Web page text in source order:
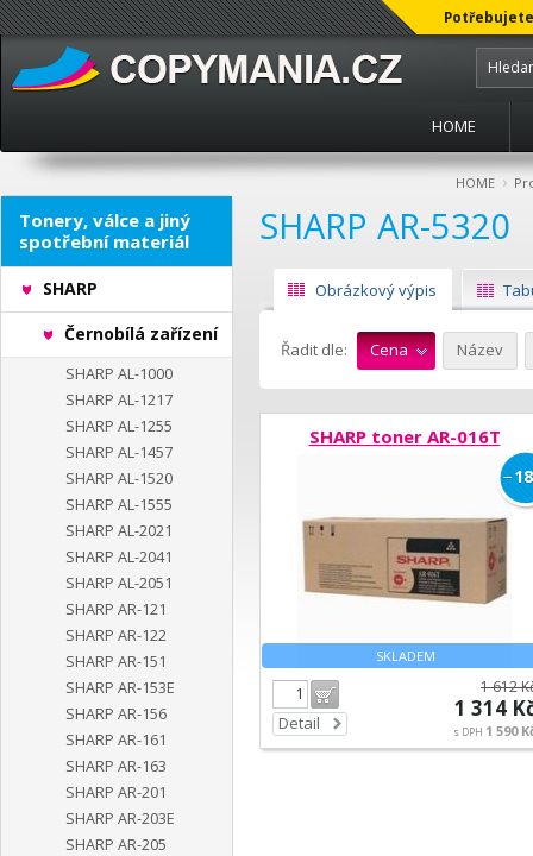
HOME
HOME ›
SHARP AR-5320
Obrázkový výpis
Řadit dle: Cena Název
SHARP toner AR-016T
SKLADEM
−18
Detail
1 612
1 314
s DPH 1 590
Tonery, válce a jiný
spotřební materiál
SHARP
Černobílá zařízení
SHARP AL-1000
SHARP AL-1217
SHARP AL-1255
SHARP AL-1457
SHARP AL-1520
SHARP AL-1555
SHARP AL-2021
SHARP AL-2041
SHARP AL-2051
SHARP AR-121
SHARP AR-122
SHARP AR-151
SHARP AR-153E
SHARP AR-156
SHARP AR-161
SHARP AR-163
SHARP AR-201
SHARP AR-203E
SHARP AR-205